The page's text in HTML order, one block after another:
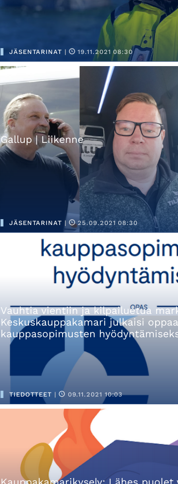
JÄSENTARINAT | 19.11.2021 08:30
Gallup | Liikenne
JÄSENTARINAT | 25.09.2021 08:30
Vauhtia vientiin ja kilpailuetua
Keskuskauppakamari julkaisi
kauppasopimusten
TIEDOTTEET | 09.11.2021 10:03